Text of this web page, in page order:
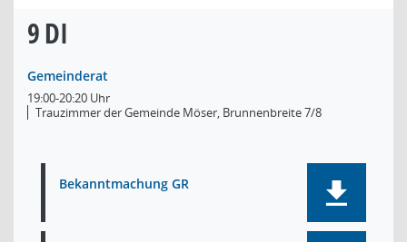
9DI
Gemeinderat
19:00-20:20 Uhr
Trauzimmer der Gemeinde Möser, Brunnenbreite 7/8
Bekanntmachung GR